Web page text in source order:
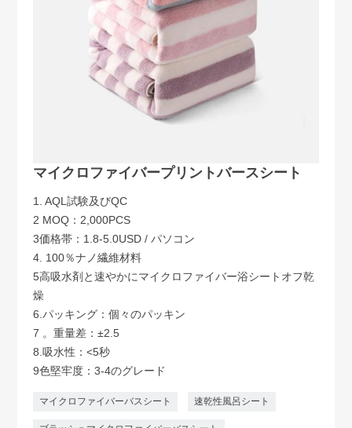
マイクロファイバープリントバースシート
1. AQL試験及びQC
2 MOQ：2,000PCS
3価格帯：1.8-5.0USD / パソコン
4. 100％ナノ繊維材料
5高吸水剤と速やかにマイクロファイバー浴シートオフ乾
燥
6.パッキング：個々のパッキン
7 。重量差：±2.5
8.吸水性：<5秒
9色堅牢度：3-4のグレード
マイクロファイバーバスシート 速乾性風呂シート